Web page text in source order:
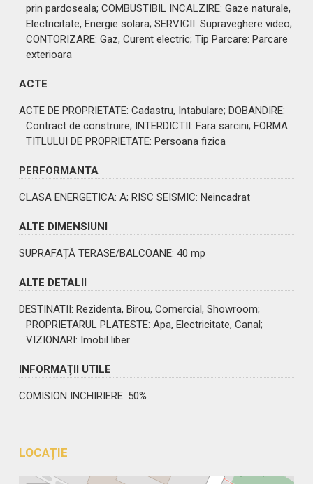
prin pardoseala; COMBUSTIBIL INCALZIRE: Gaze naturale,
Electricitate, Energie solara; SERVICII: Supraveghere video;
CONTORIZARE: Gaz, Curent electric; Tip Parcare: Parcare
exterioara
ACTE
ACTE DE PROPRIETATE: Cadastru, Intabulare; DOBANDIRE:
Contract de construire; INTERDICTII: Fara sarcini; FORMA
TITLULUI DE PROPRIETATE: Persoana fizica
PERFORMANTA
CLASA ENERGETICA: A; RISC SEISMIC: Neincadrat
ALTE DIMENSIUNI
SUPRAFAȚĂ TERASE/BALCOANE: 40 mp
ALTE DETALII
DESTINATII: Rezidenta, Birou, Comercial, Showroom;
PROPRIETARUL PLATESTE: Apa, Electricitate, Canal;
VIZIONARI: Imobil liber
INFORMAŢII UTILE
COMISION INCHIRIERE: 50%
LOCAȚIE